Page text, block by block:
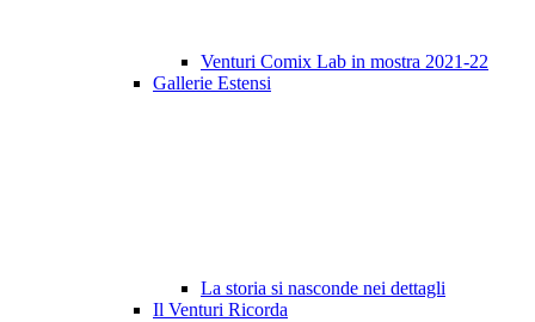
Venturi Comix Lab in mostra 2021-22
Gallerie Estensi
La storia si nasconde nei dettagli
Il Venturi Ricorda